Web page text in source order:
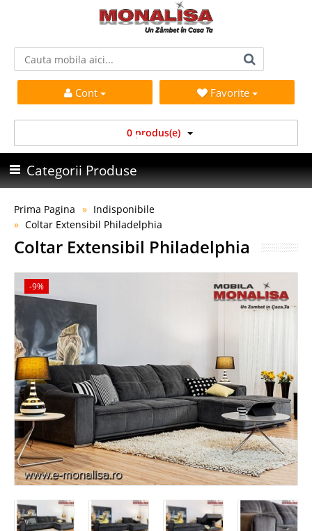
Cont Favorite
0 produs(e)
Categorii Produse
Prima Pagina
Indisponibile
Coltar Extensibil Philadelphia
Coltar Extensibil Philadelphia
-9%